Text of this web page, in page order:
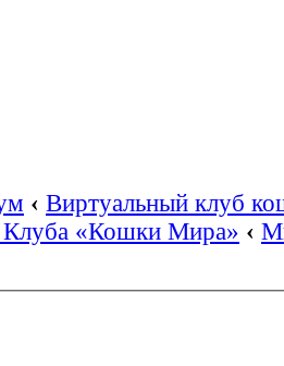
‹ Виртуальный клуб
Клуба «Кошки Мира» ‹